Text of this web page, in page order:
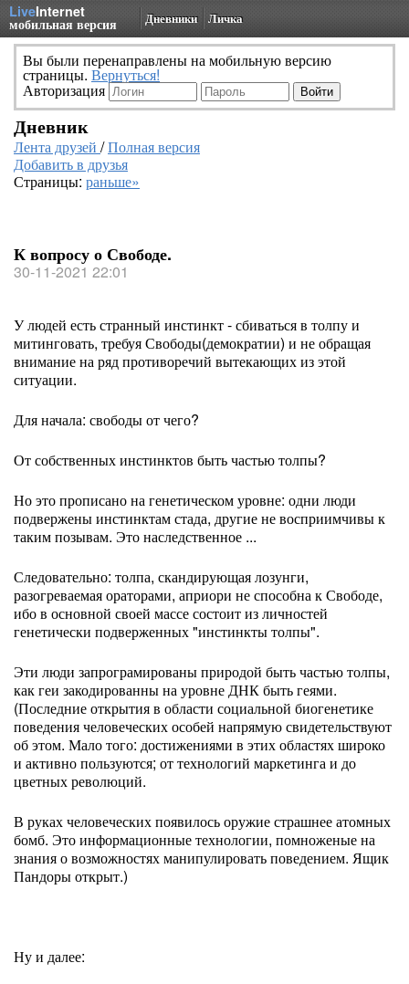
LiveInternet
мобильная версия Дневники Личка
Вы были перенаправлены на мобильную версию
страницы. Вернуться!
Авторизация
Дневник
Лента друзей /Полная версия
Добавить в друзья
Страницы: раньше»
К вопросу о Свободе.
30-11-2021 22:01
У людей есть странный инстинкт - сбиваться в толпу и
митинговать, требуя Свободы(демократии) и не обращая
внимание на ряд противоречий вытекающих из этой
ситуации.
Для начала: свободы от чего?
От собственных инстинктов быть частью толпы?
Но это прописано на генетическом уровне: одни люди
подвержены инстинктам стада, другие не восприимчивы к
таким позывам. Это наследственное ...
Следовательно: толпа, скандирующая лозунги,
разогреваемая ораторами, априори не способна к Свободе,
ибо в основной своей массе состоит из личностей
генетически подверженных "инстинкты толпы".
Эти люди запрограмированы природой быть частью толпы,
как геи закодированны на уровне ДНК быть геями.
(Последние открытия в области социальной биогенетике
поведения человеческих особей напрямую свидетельствуют
об этом. Мало того: достижениями в этих областях широко
и активно пользуются; от технологий маркетинга и до
цветных революций.
В руках человеческих появилось оружие страшнее атомных
бомб. Это информационные технологии, помноженые на
знания о возможностях манипулировать поведением. Ящик
Пандоры открыт.)
Ну и далее: